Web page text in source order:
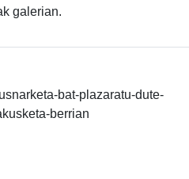
galerian.